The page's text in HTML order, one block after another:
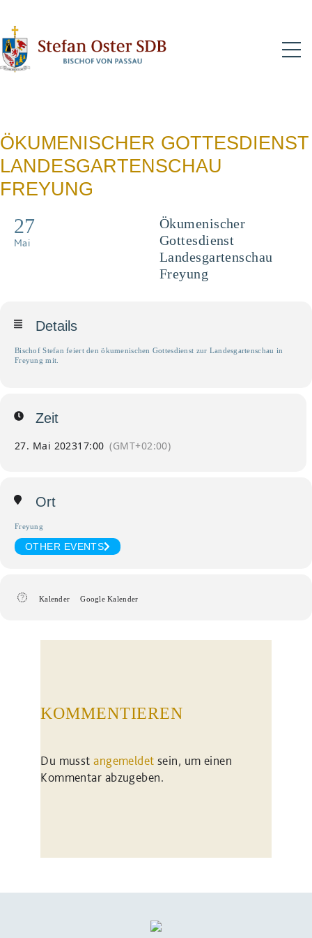
ÖKUMENISCHER GOTTESDIENST
LANDESGARTENSCHAU
FREYUNG
27
Mai
Ökumenischer
Gottesdienst
Landesgartenschau
Freyung
Details
Bischof Stefan feiert den ökumenischen Gottesdienst zur Landesgartenschau in
Freyung mit.
Zeit
27. Mai 202317:00 (GMT+02:00)
Ort
Freyung
OTHER EVENTS
Kalender Google Kalender
KOMMENTIEREN
Du musstangemeldet sein, um einen
Kommentar abzugeben.